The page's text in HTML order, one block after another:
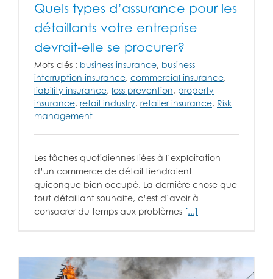
Quels types d’assurance pour les
détaillants votre entreprise
devrait-elle se procurer?
Mots-clés : business insurance, business
interruption insurance, commercial insurance,
liability insurance, loss prevention, property
insurance, retail industry, retailer insurance, Risk
management
Les tâches quotidiennes liées à l’exploitation
d’un commerce de détail tiendraient
quiconque bien occupé. La dernière chose que
tout détaillant souhaite, c’est d’avoir à
consacrer du temps aux problèmes [...]